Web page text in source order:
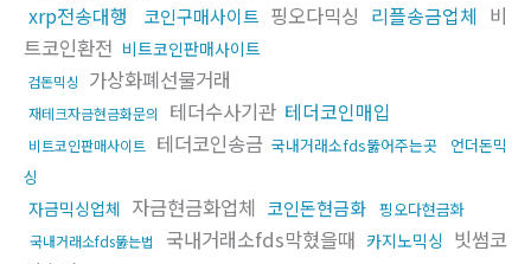
xrp전송대행
코인구매사이트 핑오다믹싱 리플송금업체 비
트코인환전 비트코인판매사이트
검돈믹싱 가상화폐선물거래
재테크자금현금화문의 테더수사기관 테더코인매입
비트코인판매사이트 테더코인송금 국내거래소fds뚫어주는곳
언더돈믹
싱
자금믹싱업체 자금현금화업체 코인돈현금화 핑오다현금화
국내거래소fds뚫는법 국내거래소fds막혔을때 카지노믹싱 빗썸코